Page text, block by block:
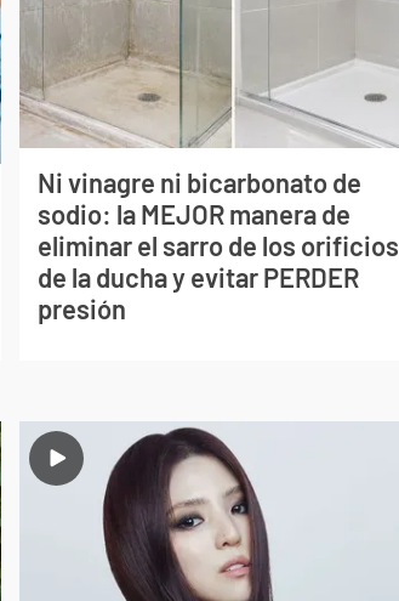
Ni vinagre ni bicarbonato de
sodio: la MEJOR manera de
eliminar el sarro de los orificios
de la ducha y evitar PERDER
presión